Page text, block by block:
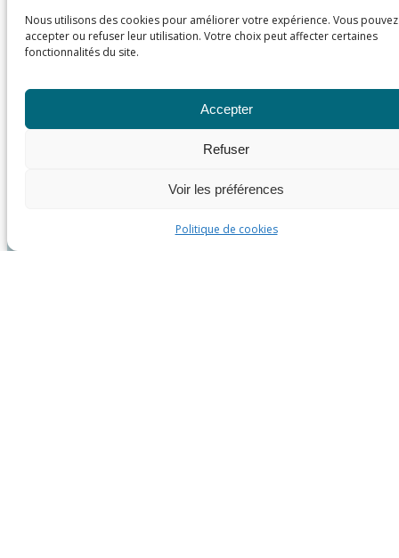
Nous utilisons des cookies pour améliorer votre expérience. Vous pouvez
accepter ou refuser leur utilisation. Votre choix peut affecter certaines
fonctionnalités du site.
Accepter
Refuser
Voir les préférences
Politique de cookies